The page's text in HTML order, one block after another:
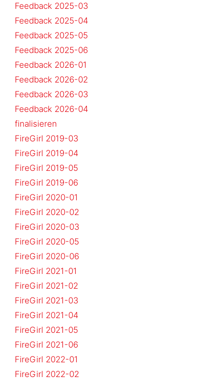
Feedback 2025-03
Feedback 2025-04
Feedback 2025-05
Feedback 2025-06
Feedback 2026-01
Feedback 2026-02
Feedback 2026-03
Feedback 2026-04
finalisieren
FireGirl 2019-03
FireGirl 2019-04
FireGirl 2019-05
FireGirl 2019-06
FireGirl 2020-01
FireGirl 2020-02
FireGirl 2020-03
FireGirl 2020-05
FireGirl 2020-06
FireGirl 2021-01
FireGirl 2021-02
FireGirl 2021-03
FireGirl 2021-04
FireGirl 2021-05
FireGirl 2021-06
FireGirl 2022-01
FireGirl 2022-02